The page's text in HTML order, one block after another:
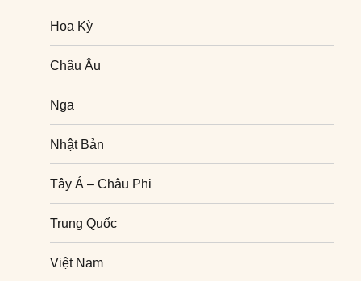
Hoa Kỳ
Châu Âu
Nga
Nhật Bản
Tây Á – Châu Phi
Trung Quốc
Việt Nam